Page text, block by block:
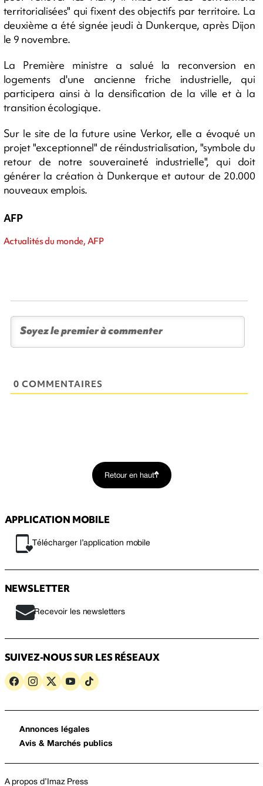
territorialisées" qui fixent des objectifs par territoire. La
deuxième a été signée jeudi à Dunkerque, après Dijon
le 9 novembre.
La Première ministre a salué la reconversion en
logements d'une ancienne friche industrielle, qui
participera ainsi à la densification de la ville et à la
transition écologique.
Sur le site de la future usine Verkor, elle a évoqué un
projet "exceptionnel" de réindustrialisation, "symbole du
retour de notre souveraineté industrielle", qui doit
générer la création à Dunkerque et autour de 20.000
nouveaux emplois.
AFP
Actualités du monde, AFP
0 COMMENTAIRES
Retour en haut
APPLICATION MOBILE
Télécharger l’application mobile
NEWSLETTER
Recevoir les newsletters
SUIVEZ-NOUS SUR LES RÉSEAUX
Annonces légales
Avis & Marchés publics
A propos d’Imaz Press